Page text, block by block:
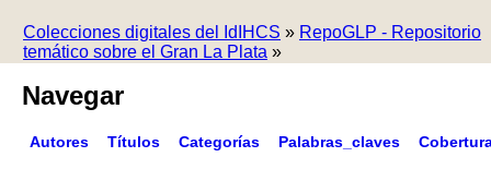
Colecciones digitales del IdIHCS » RepoGLP - Repositorio
temático sobre el Gran La Plata »
Navegar
Autores Títulos Categorías Palabras_claves